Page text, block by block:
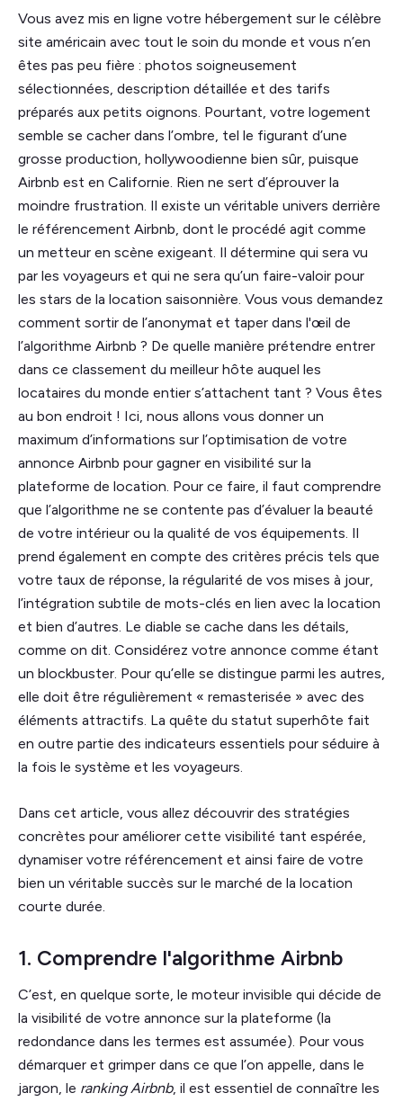
Vous avez mis en ligne votre hébergement sur le célèbre
site américain avec tout le soin du monde et vous n’en
êtes pas peu fière : photos soigneusement
sélectionnées, description détaillée et des tarifs
préparés aux petits oignons. Pourtant, votre logement
semble se cacher dans l’ombre, tel le figurant d’une
grosse production, hollywoodienne bien sûr, puisque
Airbnb est en Californie. Rien ne sert d’éprouver la
moindre frustration. Il existe un véritable univers derrière
le référencement Airbnb, dont le procédé agit comme
un metteur en scène exigeant. Il détermine qui sera vu
par les voyageurs et qui ne sera qu’un faire-valoir pour
les stars de la location saisonnière. Vous vous demandez
comment sortir de l’anonymat et taper dans l'œil de
l’algorithme Airbnb ? De quelle manière prétendre entrer
dans ce classement du meilleur hôte auquel les
locataires du monde entier s’attachent tant ? Vous êtes
au bon endroit ! Ici, nous allons vous donner un
maximum d’informations sur l’optimisation de votre
annonce Airbnb pour gagner en visibilité sur la
plateforme de location. Pour ce faire, il faut comprendre
que l’algorithme ne se contente pas d’évaluer la beauté
de votre intérieur ou la qualité de vos équipements. Il
prend également en compte des critères précis tels que
votre taux de réponse, la régularité de vos mises à jour,
l’intégration subtile de mots-clés en lien avec la location
et bien d’autres. Le diable se cache dans les détails,
comme on dit. Considérez votre annonce comme étant
un blockbuster. Pour qu’elle se distingue parmi les autres,
elle doit être régulièrement « remasterisée » avec des
éléments attractifs. La quête du statut superhôte fait
en outre partie des indicateurs essentiels pour séduire à
la fois le système et les voyageurs.
Dans cet article, vous allez découvrir des stratégies
concrètes pour améliorer cette visibilité tant espérée,
dynamiser votre référencement et ainsi faire de votre
bien un véritable succès sur le marché de la location
courte durée.
1. Comprendre l'algorithme Airbnb
C’est, en quelque sorte, le moteur invisible qui décide de
la visibilité de votre annonce sur la plateforme (la
redondance dans les termes est assumée). Pour vous
démarquer et grimper dans ce que l’on appelle, dans le
jargon, le ranking Airbnb, il est essentiel de connaître les